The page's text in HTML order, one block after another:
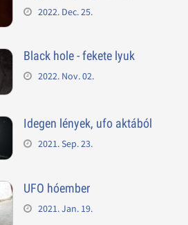
2022. Dec. 25.
Black hole - fekete lyuk
2022. Nov. 02.
Idegen lények, ufo aktából
2021. Sep. 23.
UFO hóember
2021. Jan. 19.